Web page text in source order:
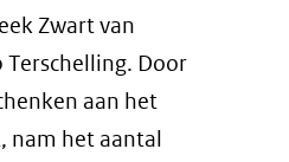
Zwart van
Terschelling. Door
aan het
nam het aantal